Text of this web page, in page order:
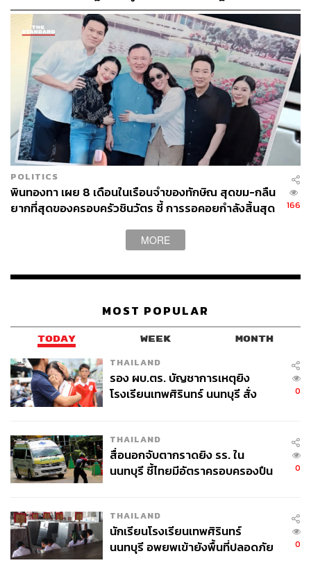
ตำรวจ คือผมมีหน้าที่ส่งข้อมูลทั้งหมดเพื่อไปสู้คดี จริงๆ แล้ว
ตอนนี้ผมมีหน้าที่อย่างเดียวคือฟังว่าศาลท่านตัดสินคดีว่า
อย่างไรเท่านั้นเอง เพราะทุกอย่างเข้าไปอยู่ในกระบวนการ
ยุติธรรมหมดแล้ว”
ด้านนายรัษฎากล่าวว่า คำตอบของกองทัพขัดแย้งกับคำให้
สัมภาษณ์ของเจ้าหน้าที่ที่เคยบอกว่าดูภาพจากกล้องวงจรปิด
แล้ว มาถึงตอนนี้กลับตอบมาว่าไม่มีภาพจากกล้องวงจรปิดใน
วันเกิดเหตุ อยากถามว่ามันคือภาพอะไรที่นายทหารระดับสูง
ได้เห็น คงต้องถามแม่ทัพภาคที่ 3 ว่าทำไมพยานหลักฐานชิ้น
สำคัญจึงหายไป
ในประเด็นเรื่องกล้องวงจรปิดนั้น แม้สังคมเรียกร้องให้มีการ
เปิดเผยเพื่อให้รู้ความจริงมาตลอด แต่ทางฝ่ายเจ้าหน้าที่ไม่ว่า
กล้องวงจรปิดในวันเกิดเหตุดังกล่าว
คำถามที่น่าสนใจในคดีจึงนี้จึงดังขึ้นอีกครั้งว่า เมื่อคำตอบ
การทำงาน และใครกันแน่ที่ไม่พูดความจริงในกรณีนี้ เพราะ
แน่นอนว่าเรื่องนี้คือความเชื่อมั่นของประชาชนต่อรัฐและ
กระบวนการยุติธรรมอย่างยิ่ง
ประชามติ
POLITICS
พินทองทา เผย 8 เดือนในเรือนจำของทักษิณ สุดขม-กลืน
ยากที่สุดของครอบครัวชินวัตร ชี้ การรอคอยกำลังสิ้นสุด
166
MORE
MOST POPULAR
TODAY WEEK MONTH
THAILAND
รอง ผบ.ตร. บัญชาการเหตุยิง
โรงเรียนเทพศิรินทร์ นนทบุรี สั่ง
0
THAILAND
สื่อนอกจับตากราดยิง รร. ใน
นนทบุรี ชี้ไทยมีอัตราครอบครองปืน
0
THAILAND
นักเรียนโรงเรียนเทพศิรินทร์
นนทบุรี อพยพเข้ายังพื้นที่ปลอดภัย
0